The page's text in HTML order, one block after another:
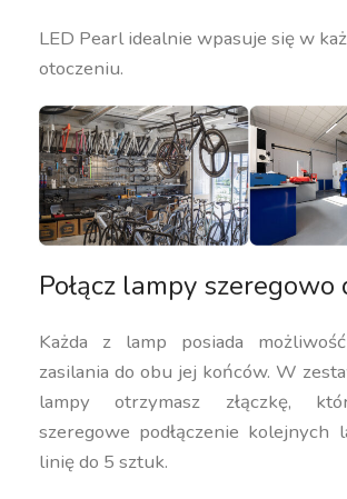
LED Pearl idealnie wpasuje się w
otoczeniu.
Połącz lampy szeregowo
Każda z lamp posiada możliwość
zasilania do obu jej końców. W
lampy otrzymasz złączkę,
szeregowe podłączenie kolejnych
linię do 5 sztuk.